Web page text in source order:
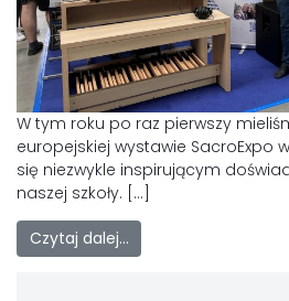
W tym roku po raz pierwszy
europejskiej wystawie SacroExpo
się niezwykle inspirującym
naszej szkoły. […]
Czytaj dalej…